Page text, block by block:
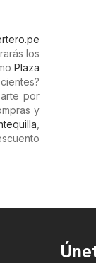
los
Plaza
por
y
,